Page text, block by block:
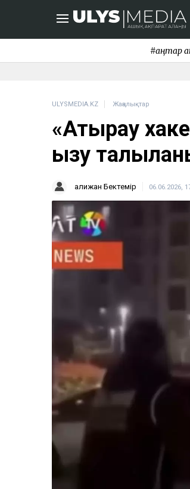
#қаңтар
ULYSMEDIA.KZ Жаңалықтар
«Атырау
қызу
Қалижан Бектемір 06.06.2026,